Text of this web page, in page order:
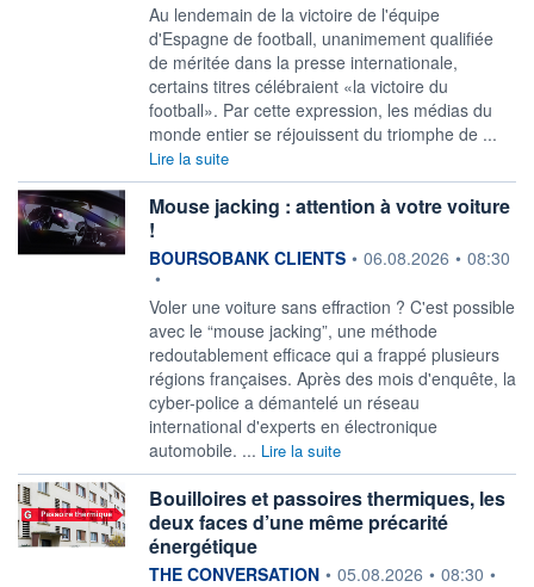
Au lendemain de la victoire de l'équipe
d'Espagne de football, unanimement qualifiée
de méritée dans la presse internationale,
certains titres célébraient «la victoire du
football». Par cette expression, les médias du
monde entier se réjouissent du triomphe de ...
Lire la suite
Mouse jacking : attention à votre voiture
!
information fournie par
BOURSOBANK CLIENTS • 06.08.2026 • 08:30
•
Voler une voiture sans effraction ? C'est possible
avec le “mouse jacking”, une méthode
redoutablement efficace qui a frappé plusieurs
régions françaises. Après des mois d'enquête, la
cyber-police a démantelé un réseau
international d'experts en électronique
automobile. ... Lire la suite
Bouilloires et passoires thermiques, les
deux faces d’une même précarité
énergétique
information fournie par
THE CONVERSATION • 05.08.2026 • 08:30 •